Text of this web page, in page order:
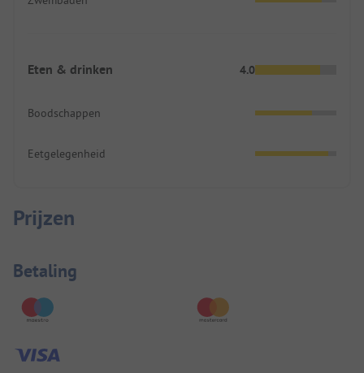
Eten & drinken 4.0
Boodschappen
Eetgelegenheid
Prijzen
Betaalinformatie
Betaling